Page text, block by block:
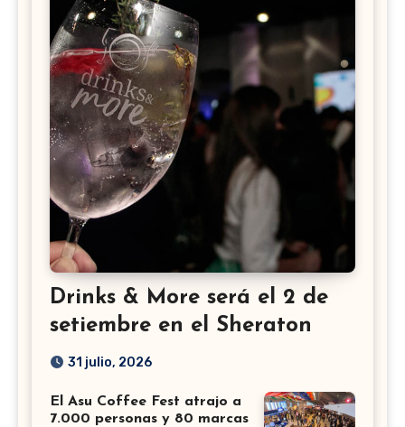
Drinks & More será el 2 de
setiembre en el Sheraton
31 julio, 2026
El Asu Coffee Fest atrajo a
7.000 personas y 80 marcas